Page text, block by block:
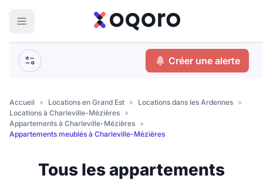
Votre
Que recherchez-vous ?
Colocation Coliving
recherche
Créer une alerte
Accueil » Locations en Grand Est » Locations dans les Ardennes »
Locations à Charleville-Mézières »
Appartements à Charleville-Mézières »
Appartements meublés à Charleville-Mézières
Tous les appartements